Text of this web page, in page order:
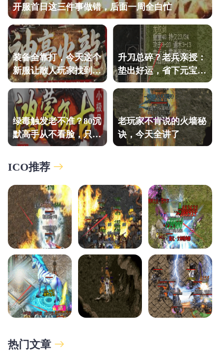
开服首日这三件事做错，后面一周全白忙
装备全靠打，今天这个
新服让散人玩家找到了
归宿感！
升刀总碎？老兵亲授：
垫出好运，省下元宝的
土城秘法
绿毒触发老不准？80沉
默高手从不看脸，只认
这套逻辑。
老玩家不肯说的火墙秘
诀，今天全讲了
ICO推荐
热门文章